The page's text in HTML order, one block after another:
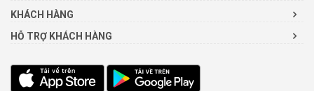
KHÁCH HÀNG
HỖ TRỢ KHÁCH HÀNG